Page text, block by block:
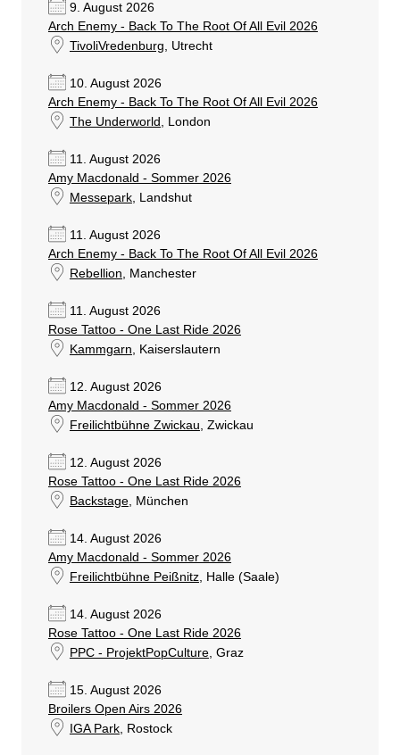
9. August 2026
Arch Enemy - Back To The Root Of All Evil 2026
TivoliVredenburg, Utrecht
10. August 2026
Arch Enemy - Back To The Root Of All Evil 2026
The Underworld , London
11. August 2026
Amy Macdonald - Sommer 2026
Messepark, Landshut
11. August 2026
Arch Enemy - Back To The Root Of All Evil 2026
Rebellion, Manchester
11. August 2026
Rose Tattoo - One Last Ride 2026
Kammgarn, Kaiserslautern
12. August 2026
Amy Macdonald - Sommer 2026
Freilichtbühne Zwickau, Zwickau
12. August 2026
Rose Tattoo - One Last Ride 2026
Backstage, München
14. August 2026
Amy Macdonald - Sommer 2026
Freilichtbühne Peißnitz, Halle (Saale)
14. August 2026
Rose Tattoo - One Last Ride 2026
PPC - ProjektPopCulture, Graz
15. August 2026
Broilers Open Airs 2026
IGA Park, Rostock